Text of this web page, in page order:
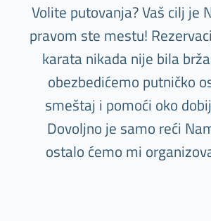
Volite putovanja? Vaš cilj je
pravom ste mestu!
karata nikada nije bila
obezbedićemo putničko
smeštaj i pomoći oko
Dovoljno je samo reći
ostalo ćemo mi